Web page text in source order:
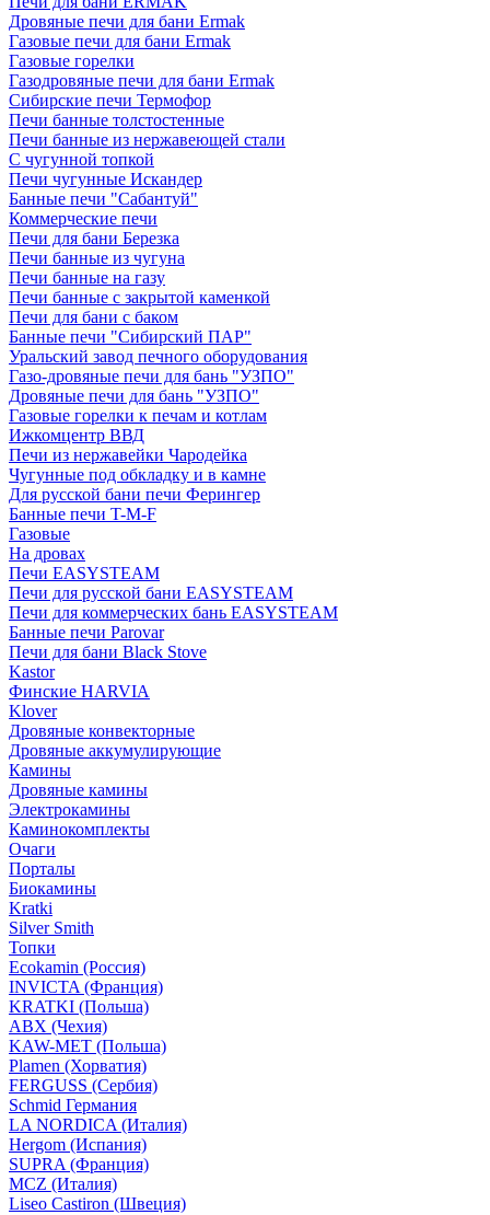
Дровяные печи для бани Ermak
Газовые печи для бани Ermak
Газовые горелки
Газодровяные печи для бани Ermak
Сибирские печи Термофор
Печи банные толстостенные
Печи банные из нержавеющей стали
С чугунной топкой
Печи чугунные Искандер
Банные печи "Сабантуй"
Коммерческие печи
Печи для бани Березка
Печи банные из чугуна
Печи банные на газу
Печи банные с закрытой каменкой
Печи для бани с баком
Банные печи "Сибирский ПАР"
Уральский завод печного оборудования
Газо-дровяные печи для бань "УЗПО"
Дровяные печи для бань "УЗПО"
Газовые горелки к печам и котлам
Ижкомцентр ВВД
Печи из нержавейки Чародейка
Чугунные под обкладку и в камне
Для русской бани печи Ферингер
Банные печи T-M-F
Газовые
На дровах
Печи EASYSTEAM
Печи для русской бани EASYSTEAM
Печи для коммерческих бань EASYSTEAM
Банные печи Parovar
Печи для бани Black Stove
Kastor
Финские HARVIA
Klover
Дровяные конвекторные
Дровяные аккумулирующие
Камины
Дровяные камины
Электрокамины
Каминокомплекты
Очаги
Порталы
Биокамины
Kratki
Silver Smith
Топки
Ecokamin (Россия)
INVICTA (Франция)
KRATKI (Польша)
ABX (Чехия)
KAW-MET (Польша)
Plamen (Хорватия)
FERGUSS (Сербия)
Schmid Германия
LA NORDICA (Италия)
Hergom (Испания)
SUPRA (Франция)
MCZ (Италия)
Liseo Castiron (Швеция)